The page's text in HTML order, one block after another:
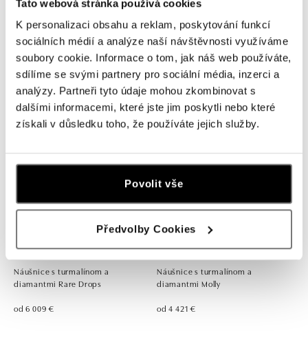
Tato webová stránka používá cookies
K personalizaci obsahu a reklam, poskytování funkcí
sociálních médií a analýze naší návštěvnosti využíváme
soubory cookie. Informace o tom, jak náš web používáte,
sdílíme se svými partnery pro sociální média, inzerci a
analýzy. Partneři tyto údaje mohou zkombinovat s
dalšími informacemi, které jste jim poskytli nebo které
získali v důsledku toho, že používáte jejich služby.
Povolit vše
Předvolby Cookies
Náušnice s turmalínom a
diamantmi Rose Princess
od 5 537 €
Náušnice s turmalínom a
diamantmi Monarch Love
od 5 715 €
ALO
Náušnice s turmalínom a
diamantmi Rare Drops
od 6 009 €
ALO
Náušnice s turmalínom a
diamantmi Molly
od 4 421 €